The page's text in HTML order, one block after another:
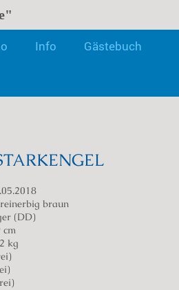
Info Gästebuch
der Quelle der Lippe"
braun
(DD)
cm
kg